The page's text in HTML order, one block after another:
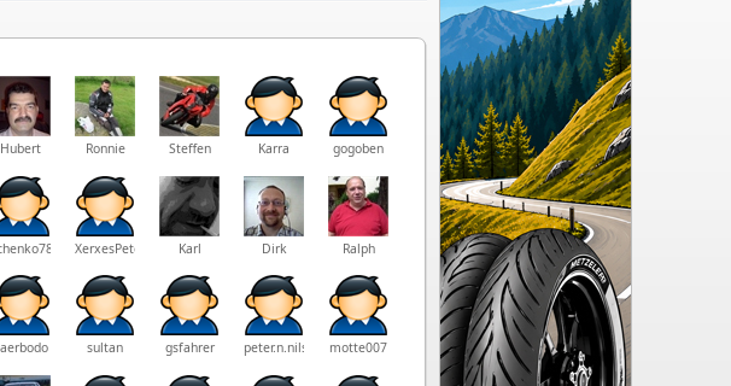
Hubert Ronnie Steffen Karra gogoben
XerxesPeter Karl Dirk Ralph
sultan gsfahrer peter.n.nilsson motte007